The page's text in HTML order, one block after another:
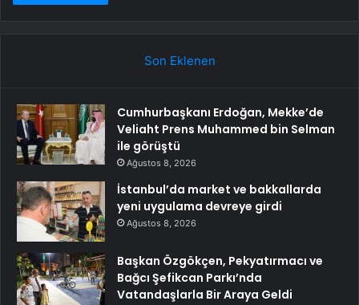
Son Eklenen
Cumhurbaşkanı Erdoğan, Mekke’de
Veliaht Prens Muhammed bin Selman
ile görüştü
Ağustos 8, 2026
İstanbul’da market ve bakkallarda
yeni uygulama devreye girdi
Ağustos 8, 2026
Başkan Özgökçen, Pekyatırmacı ve
Bağcı Şefikcan Parkı’nda
Vatandaşlarla Bir Araya Geldi